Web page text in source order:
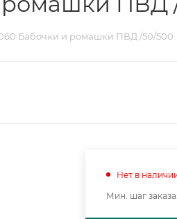
Бабочки и ромашки ПВД /50/500
Нет в
Мин. шаг